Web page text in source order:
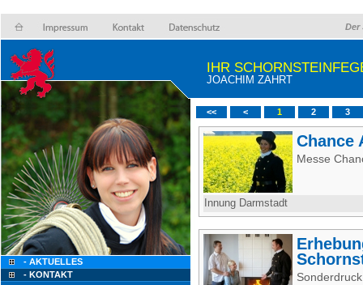
Der
- AKTUELLES
- KONTAKT
IHR
JOACHIM ZAHRT
<< < 1 2 3
Chance
Messe
Innung Darmstadt